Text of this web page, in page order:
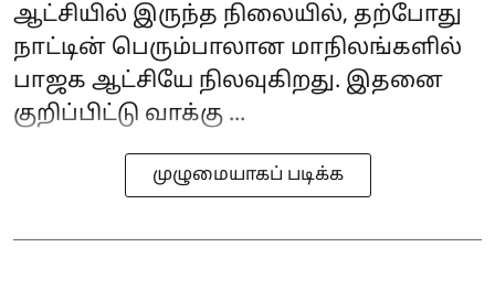
ஆட்சியில் இருந்த நிலையில், தற்போது
நாட்டின் பெரும்பாலான மாநிலங்களில்
பாஜக ஆட்சியே நிலவுகிறது. இதனை
குறிப்பிட்டு வாக்கு ...
முழுமையாகப் படிக்க